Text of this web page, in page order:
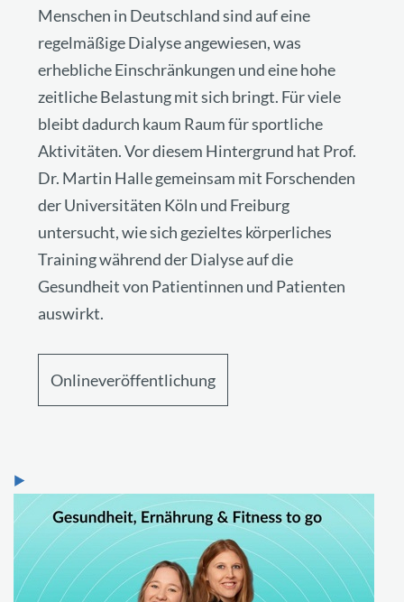
Menschen in Deutschland sind auf eine
regelmäßige Dialyse angewiesen, was
erhebliche Einschränkungen und eine hohe
zeitliche Belastung mit sich bringt. Für viele
bleibt dadurch kaum Raum für sportliche
Aktivitäten. Vor diesem Hintergrund hat Prof.
Dr. Martin Halle gemeinsam mit Forschenden
der Universitäten Köln und Freiburg
untersucht, wie sich gezieltes körperliches
Training während der Dialyse auf die
Gesundheit von Patientinnen und Patienten
auswirkt.
Onlineveröffentlichung